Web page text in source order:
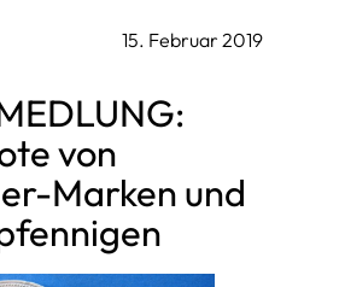
15. Februar 2019
von
Marken und